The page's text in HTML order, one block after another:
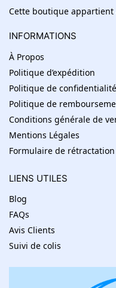
Cette boutique
INFORMATIONS
À Propos
Politique d’expédition
Politique de confidentialité
Politique de
Conditions générale de
Mentions Légales
Formulaire de rétractation
LIENS UTILES
Blog
FAQs
Avis Clients
Suivi de colis